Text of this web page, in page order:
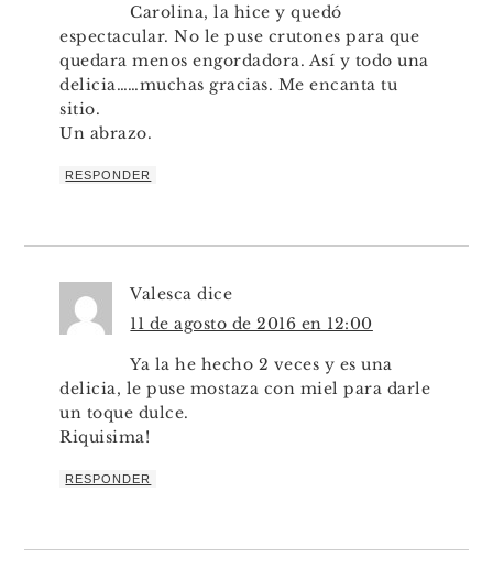
Carolina, la hice y quedó
espectacular. No le puse crutones para que
quedara menos engordadora. Así y todo una
delicia……muchas gracias. Me encanta tu
sitio.
Un abrazo.
RESPONDER
Valesca dice
11 de agosto de 2016 en 12:00
Ya la he hecho 2 veces y es una
delicia, le puse mostaza con miel para darle
un toque dulce.
Riquisima!
RESPONDER